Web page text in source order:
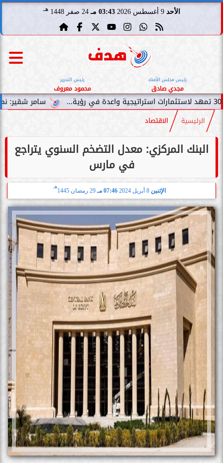
الأحد 9 أغسطس 2026 03:43 مـ 24 صفر 1448 هـ
رئيس مجلس الأمناء
مجدي صادق
رئيس التحرير
محمود معروف
سامر شقير: نمو صناديق
الرئيسية الاقتصاد
البنك المركزي: معدل التضخم السنوي يتراجع
في مارس
الإثنين 07:46 مـ 29 رمضان 1445
هـ